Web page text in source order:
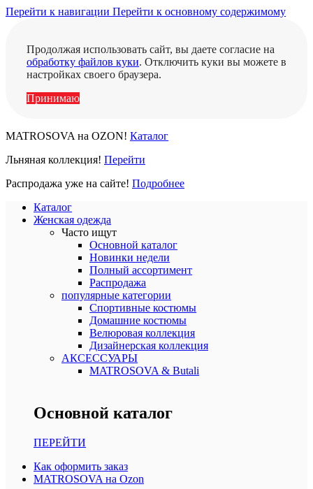
Перейти к навигации Перейти к основному содержимому
Продолжая использовать сайт, вы даете согласие на
обработку файлов куки. Отключить куки вы можете в
настройках своего браузера.
Принимаю
MATROSOVA на OZON! Каталог
Льняная коллекция! Перейти
Распродажа уже на сайте! Подробнее
Каталог
Женская одежда
Часто ищут
Основной каталог
Новинки недели
Полный ассортимент
Распродажа
популярные категории
Спортивные костюмы
Домашние костюмы
Велюровая коллекция
Дизайнерская коллекция
АКСЕССУАРЫ
MATROSOVA & Butali
Основной каталог
ПЕРЕЙТИ
Как оформить заказ
MATROSOVA на Ozon